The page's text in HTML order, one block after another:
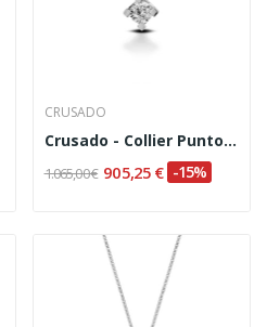
CRUSADO
Crusado - Collier Punto Luce Ct.0,20
1.065,00 € 905,25 € -15%